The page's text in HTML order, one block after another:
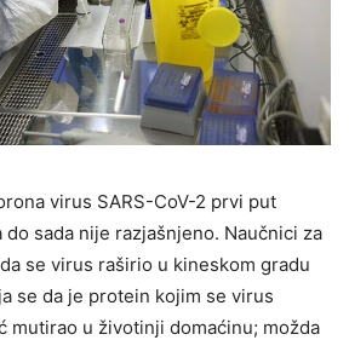
virus SARS-CoV-2 prvi put
sada nije razjašnjeno. Naučnici za
se virus raširio u kineskom gradu
se da je protein kojim se virus
mutirao u životinji domaćinu; možda